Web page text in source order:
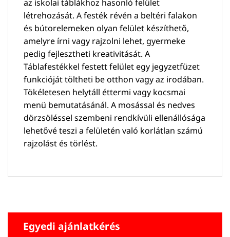
az iskolai táblákhoz hasonló felület
létrehozását. A festék révén a beltéri falakon
és bútorelemeken olyan felület készíthető,
amelyre írni vagy rajzolni lehet, gyermeke
pedig fejlesztheti kreativitását. A
Táblafestékkel festett felület egy jegyzetfüzet
funkcióját töltheti be otthon vagy az irodában.
Tökéletesen helytáll éttermi vagy kocsmai
menü bemutatásánál. A mosással és nedves
dörzsöléssel szembeni rendkívüli ellenállósága
lehetővé teszi a felületén való korlátlan számú
rajzolást és törlést.
Egyedi ajánlatkérés